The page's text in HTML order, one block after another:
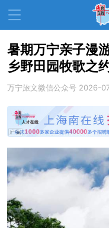
资讯中心 热点
教育 健康
生活 演出
走读海南
人才在线 天涯企服
暑期万宁亲子漫
乡野田园牧歌之
万宁旅文微信公众号 2026-